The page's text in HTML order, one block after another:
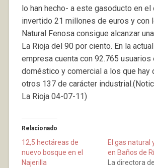
lo han hecho- a este gasoducto en el
invertido 21 millones de euros y con
Natural Fenosa consigue alcanzar
La Rioja del 90 por ciento. En la
empresa cuenta con 92.765 usuarios
doméstico y comercial a los que hay
otros 137 de carácter
La Rioja 04-07-11)
Relacionado
12,5 hectáreas de
nuevo bosque en el
Najerilla
El gas natural
en Baños de
La directora